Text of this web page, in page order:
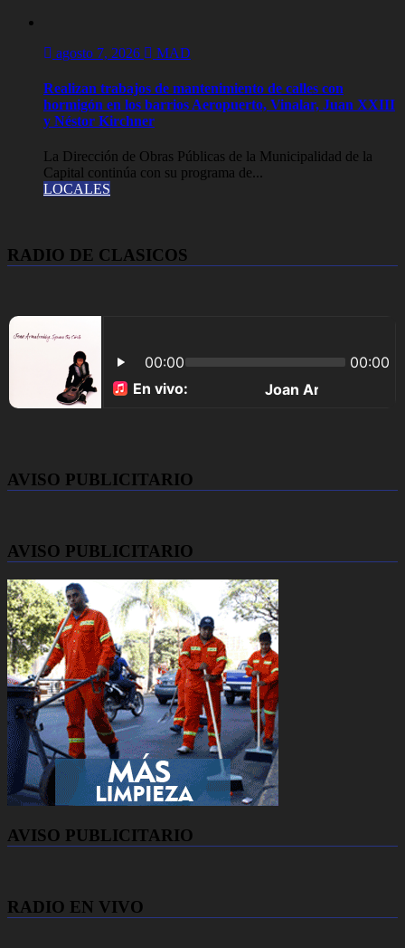
agosto 7, 2026 MAD
Realizan trabajos de mantenimiento de calles con
hormigón en los barrios Aeropuerto, Vinalar, Juan XXIII
y Néstor Kirchner
La Dirección de Obras Públicas de la Municipalidad de la
Capital continúa con su programa de...
LOCALES
RADIO DE CLASICOS
AVISO PUBLICITARIO
AVISO PUBLICITARIO
AVISO PUBLICITARIO
RADIO EN VIVO